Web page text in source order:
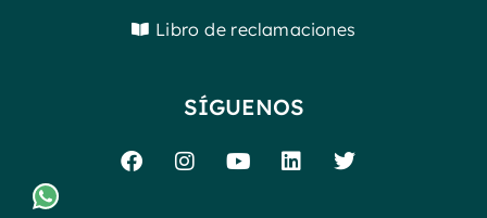
Libro de reclamaciones
SÍGUENOS